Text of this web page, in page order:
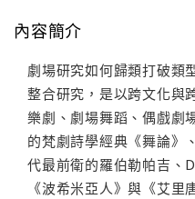
內容簡介
劇場研究如何歸類打破
整合研究，是以跨文化與
樂劇、劇場舞蹈、偶戲
的梵劇詩學經典《舞論》
代最前衛的羅伯勒帕吉、
《波希米亞人》與《艾